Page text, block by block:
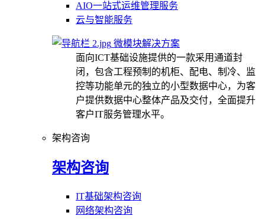
AIO一站式运维管理服务
云与智能服务
微模块解决方案
面向ICT基础设施提供的一款采用通道封
闭，包含工程预制的机柜、配电、制冷、监
控等功能单元的独立的小型数据中心，为客
户提供数据中心整体产品及交付，全面提升
客户IT服务管理水平。
架构咨询
架构咨询
IT基础架构咨询
网络架构咨询